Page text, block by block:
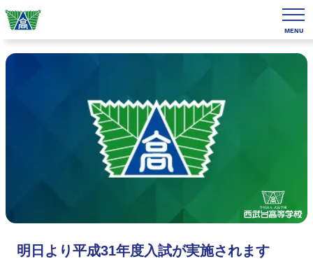
MENU
明日より平成31年度入試が実施されます